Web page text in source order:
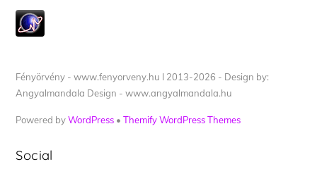
Fényörvény - www.fenyorveny.hu I 2013-2026 - Design by:
Angyalmandala Design - www.angyalmandala.hu
Powered byWordPress •Themify WordPress Themes
Social